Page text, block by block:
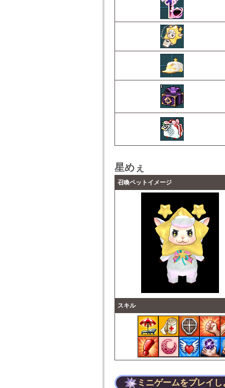
星めぇ
召喚ペットイメージ
スキル
ミニゲームをプレイし